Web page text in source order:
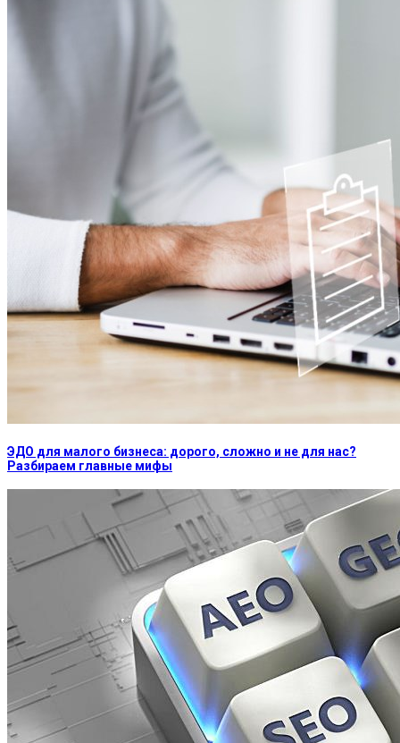
ЭДО для малого бизнеса: дорого, сложно и не для нас?
Разбираем главные мифы